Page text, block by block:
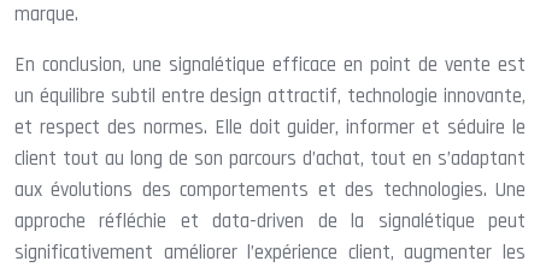
marque.
En conclusion, une signalétique efficace en point de vente est
un équilibre subtil entre design attractif, technologie innovante,
et respect des normes. Elle doit guider, informer et séduire le
client tout au long de son parcours d’achat, tout en s’adaptant
aux évolutions des comportements et des technologies. Une
approche réfléchie et data-driven de la signalétique peut
significativement améliorer l’expérience client, augmenter les